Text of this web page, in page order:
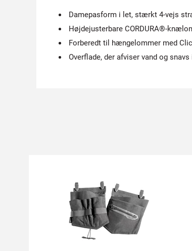
Damepasform i let, stærkt 4-vejs
Højdejusterbare CORDURA®-
Forberedt til hængelommer med
Overflade, der afviser vand og snavs